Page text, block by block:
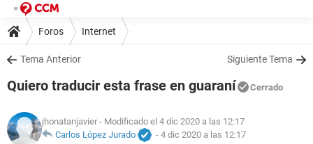
Foros Internet
Tema Anterior Siguiente Tema
Quiero traducir esta frase en guaraní Cerrado
jhonatanjavier - Modificado el 4 dic 2020 a las 12:17
Carlos López Jurado
- 4 dic 2020 a las 12:17